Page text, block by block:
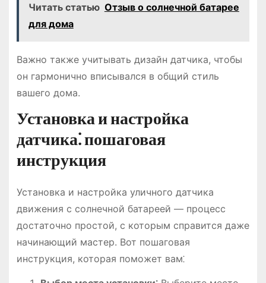
Читать статью Отзыв о солнечной батарее
для дома
Важно также учитывать дизайн датчика, чтобы
он гармонично вписывался в общий стиль
вашего дома.
Установка и настройка
датчика⁚ пошаговая
инструкция
Установка и настройка уличного датчика
движения с солнечной батареей — процесс
достаточно простой, с которым справится даже
начинающий мастер. Вот пошаговая
инструкция, которая поможет вам⁚